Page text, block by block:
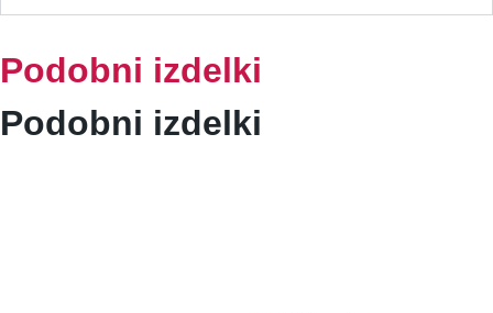
Podobni izdelki
Podobni izdelki